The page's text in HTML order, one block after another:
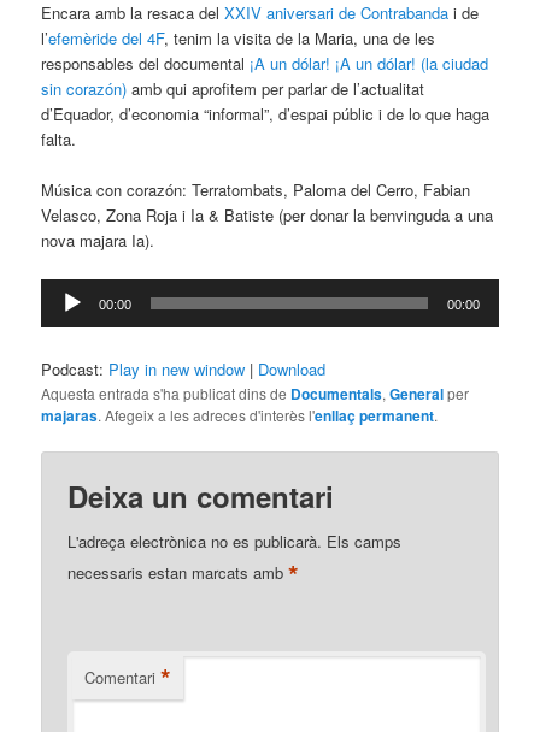
Encara amb la resaca delXXIV aniversari de Contrabanda i de
l’efemèride del 4F, tenim la visita de la Maria, una de les
responsables del documental ¡A un dólar! ¡A un dólar! (la ciudad
sin corazón)amb qui aprofitem per parlar de l’actualitat
d’Equador, d’economia “informal”, d’espai públic i de lo que haga
falta.
Música con corazón: Terratombats, Paloma del Cerro, Fabian
Velasco, Zona Roja i Ia & Batiste (per donar la benvinguda a una
nova majara Ia).
Reproductor
d'àudio
00:00 00:00
Podcast: Play in new window | Download
Aquesta entrada s'ha publicat dins de Documentals,Generalper
majaras. Afegeix a les adreces d'interès l'enllaç permanent.
Deixa un comentari
L'adreça electrònica no es publicarà. Els camps
necessaris estan marcats amb*
Comentari *